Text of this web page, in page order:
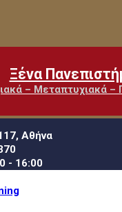
Ξένα
– Μεταπτυχιακά –
Αθήνα
- 16:00